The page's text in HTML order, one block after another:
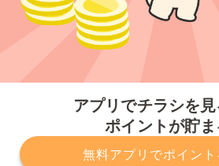
アプリでチラシを
ポイントが貯ま
無料アプリでポイント